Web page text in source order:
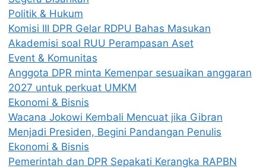
Politik & Hukum
Komisi III DPR Gelar RDPU Bahas Masukan
Akademisi soal RUU Perampasan Aset
Event & Komunitas
Anggota DPR minta Kemenpar sesuaikan anggaran
2027 untuk perkuat UMKM
Ekonomi & Bisnis
Wacana Jokowi Kembali Mencuat jika Gibran
Menjadi Presiden, Begini Pandangan Penulis
Ekonomi & Bisnis
Pemerintah dan DPR Sepakati Kerangka RAPBN